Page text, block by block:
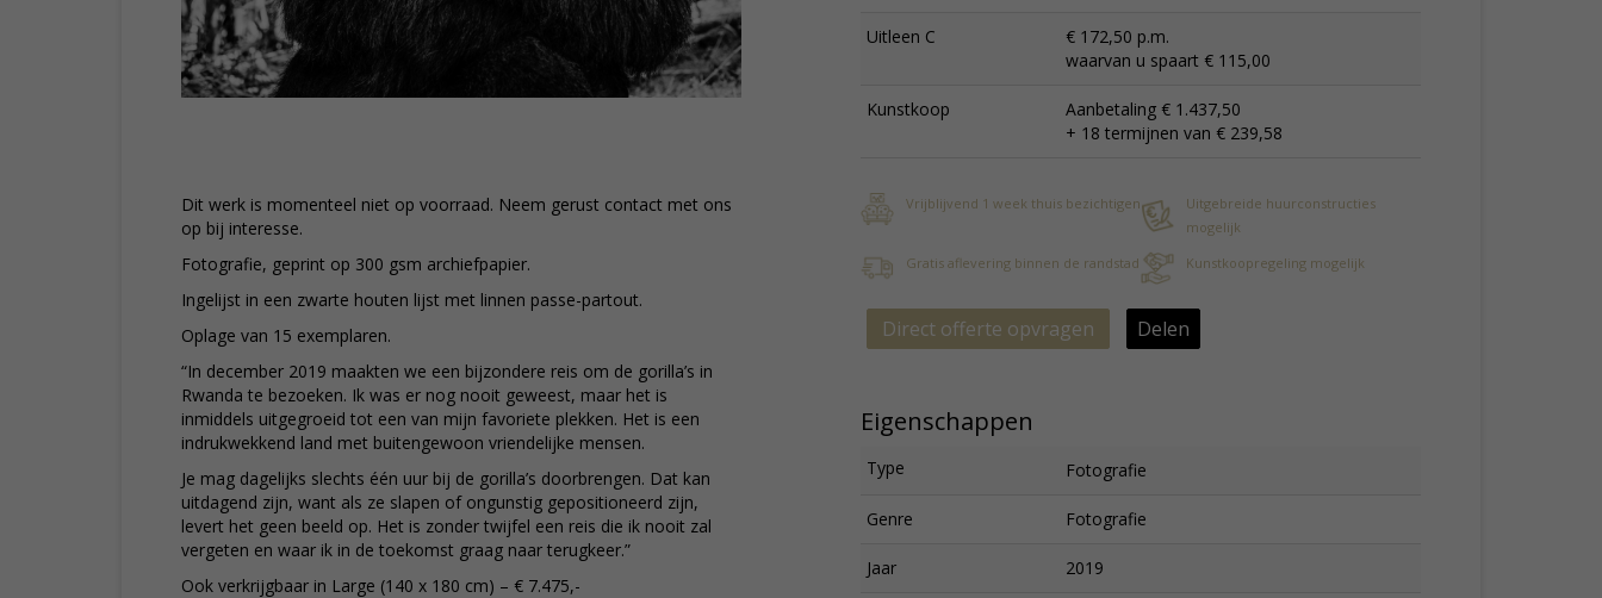
Dit werk is momenteel niet op voorraad. Neem gerust contact met ons
op bij interesse.
Fotografie, geprint op 300 gsm archiefpapier.
Ingelijst in een zwarte houten lijst met linnen passe-partout.
Oplage van 15 exemplaren.
“In december 2019 maakten we een bijzondere reis om de gorilla’s in
Rwanda te bezoeken. Ik was er nog nooit geweest, maar het is
inmiddels uitgegroeid tot een van mijn favoriete plekken. Het is een
indrukwekkend land met buitengewoon vriendelijke mensen.
Je mag dagelijks slechts één uur bij de gorilla’s doorbrengen. Dat kan
uitdagend zijn, want als ze slapen of ongunstig gepositioneerd zijn,
levert het geen beeld op. Het is zonder twijfel een reis die ik nooit zal
vergeten en waar ik in de toekomst graag naar terugkeer.”
Ook verkrijgbaar in Large (140 x 180 cm) – € 7.475,-
Uitleen C
€ 172,50 p.m.
waarvan u spaart € 115,00
Kunstkoop
Aanbetaling € 1.437,50
+ 18 termijnen van € 239,58
Vrijblijvend 1 week thuis bezichtigen
Uitgebreide huurconstructies
mogelijk
Gratis aflevering binnen de randstad
Kunstkoopregeling mogelijk
Direct offerte opvragen Delen
Eigenschappen
Type Fotografie
Genre Fotografie
Jaar 2019